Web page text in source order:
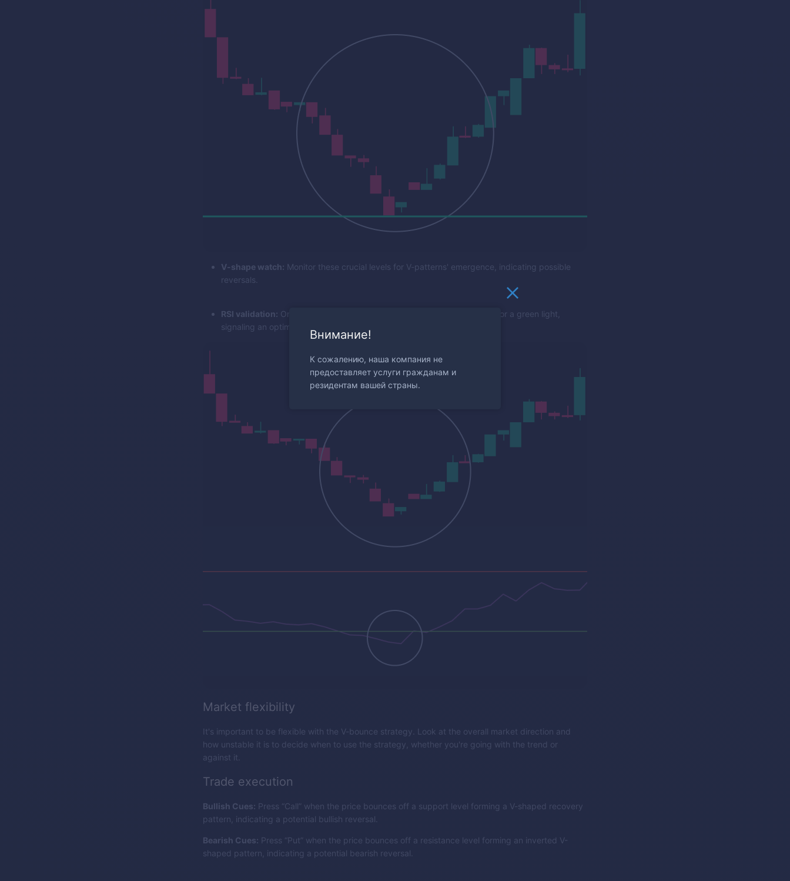
V-shape watch: Monitor these crucial levels for V-patterns' emergence, indicating possible
reversals.
RSI validation: Once a V-shape bounces off a key level, look to the RSI for a green light,
signaling an optimal entry.
Market flexibility
It's important to be flexible with the V-bounce strategy. Look at the overall market direction and
how unstable it is to decide when to use the strategy, whether you're going with the trend or
against it.
Trade execution
Bullish Cues: Press “Call” when the price bounces off a support level forming a V-shaped recovery
pattern, indicating a potential bullish reversal.
Bearish Cues: Press “Put” when the price bounces off a resistance level forming an inverted V-
shaped pattern, indicating a potential bearish reversal.
Внимание!
К сожалению, наша компания не
предоставляет услуги гражданам и
резидентам вашей страны.